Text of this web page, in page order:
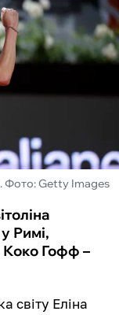
Фото: Getty Images
Римі,
Коко Гофф –
світу Еліна